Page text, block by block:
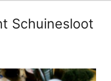
Schuinesloot